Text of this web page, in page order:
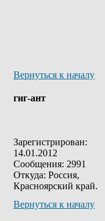
Вернуться к началу
гиг-ант
Зарегистрирован:
14.01.2012
Сообщения: 2991
Откуда: Россия,
Красноярский край.
Вернуться к началу